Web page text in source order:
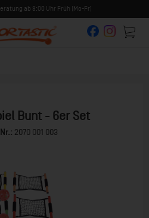
ab 8:00 Uhr Früh (Mo-Fr)
Bunt - 6er Set
2070 001 003